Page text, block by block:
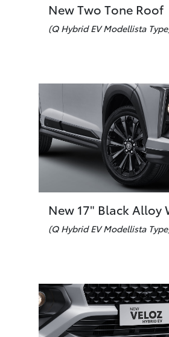
New Two Tone Roof
(Q Hybrid EV Modellista
New 17" Black Alloy
(Q Hybrid EV Modellista